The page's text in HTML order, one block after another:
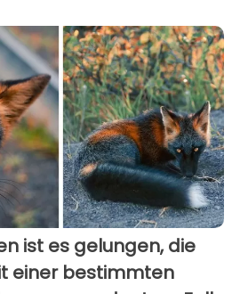
ist es gelungen, die
einer bestimmten